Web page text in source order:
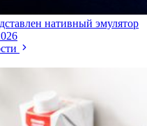
нативный эмулятор